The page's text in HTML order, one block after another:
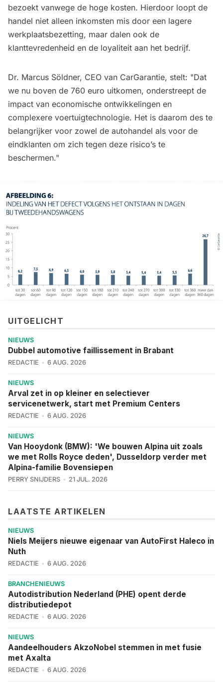
bezoekt vanwege de hoge kosten. Hierdoor loopt de
handel niet alleen inkomsten mis door een lagere
werkplaatsbezetting, maar dalen ook de
klanttevredenheid en de loyaliteit aan het bedrijf.
Dr. Marcus Söldner, CEO van CarGarantie, stelt: "Dat
we nu boven de 760 euro uitkomen, onderstreept de
impact van economische ontwikkelingen en
complexere voertuigtechnologie. Het is daarom des te
belangrijker voor zowel de autohandel als voor de
eindklanten om zich tegen deze risico’s te
beschermen."
UITGELICHT
NIEUWS
Dubbel automotive faillissement in Brabant
REDACTIE 6 AUG. 2026
NIEUWS
Arval zet in op kleiner en selectiever
servicenetwerk, start met Premium Centers
REDACTIE 6 AUG. 2026
NIEUWS
Van Hooydonk (BMW): 'We bouwen Alpina uit zoals
we met Rolls Royce deden', Dusseldorp verder met
Alpina-familie Bovensiepen
PERRY SNIJDERS 21 JUL. 2026
LAATSTE ARTIKELEN
NIEUWS
Niels Meijers nieuwe eigenaar van AutoFirst Haleco in
Nuth
REDACTIE 6 AUG. 2026
BRANCHENIEUWS
Autodistribution Nederland (PHE) opent derde
distributiedepot
REDACTIE 6 AUG. 2026
NIEUWS
Aandeelhouders AkzoNobel stemmen in met fusie
met Axalta
REDACTIE 6 AUG. 2026